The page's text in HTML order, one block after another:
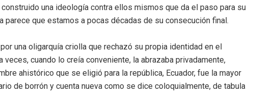
una ideología contra ellos mismos que da el paso para su
parece que estamos a pocas décadas de su consecución final.
una oligarquía criolla que rechazó su propia identidad en el
cuando lo creía conveniente, la abrazaba privadamente,
ahistórico que se eligió para la república, Ecuador, fue la mayor
de borrón y cuenta nueva como se dice coloquialmente, de tabula